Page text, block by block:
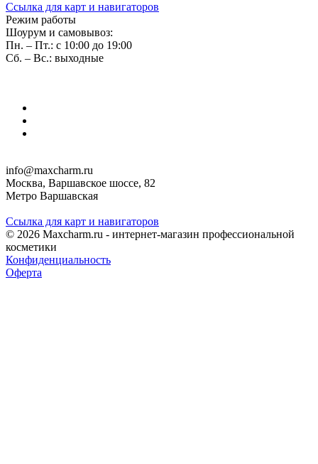
Ссылка для карт и навигаторов
Режим работы
Шоурум и самовывоз:
Пн. – Пт.: с 10:00 до 19:00
Сб. – Вс.: выходные
info@maxcharm.ru
Москва, Варшавское шоссе, 82
Метро Варшавская
Ссылка для карт и навигаторов
© 2026 Maxcharm.ru - интернет-магазин профессиональной
косметики
Конфиденциальность
Оферта